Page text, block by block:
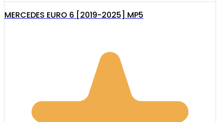
MERCEDES EURO 6 [2019-2025] MP5